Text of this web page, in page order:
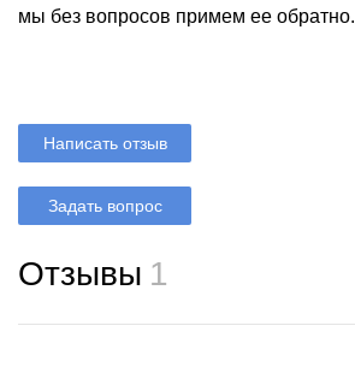
мы без вопросов примем ее обратно.
Написать отзыв
Задать вопрос
Отзывы 1